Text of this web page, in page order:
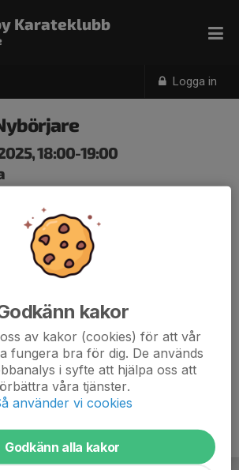
Logga in
Karateklubb
18:00-19:00
kakor
av kakor (cookies) för att vår
fungera bra för dig. De används
i syfte att hjälpa oss att
våra tjänster.
använder vi cookies
Godkänn alla kakor